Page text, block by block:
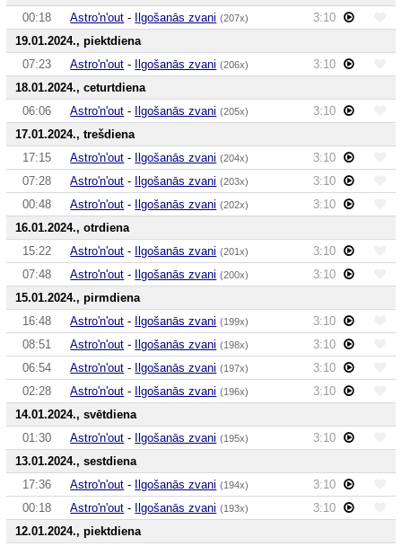
00:18
Astro'n'out - Ilgošanās zvani (207x)
3:10
19.01.2024., piektdiena
07:23
Astro'n'out - Ilgošanās zvani (206x)
3:10
18.01.2024., ceturtdiena
06:06
Astro'n'out - Ilgošanās zvani (205x)
3:10
17.01.2024., trešdiena
17:15
Astro'n'out - Ilgošanās zvani (204x)
3:10
07:28
Astro'n'out - Ilgošanās zvani (203x)
3:10
00:48
Astro'n'out - Ilgošanās zvani (202x)
3:10
16.01.2024., otrdiena
15:22
Astro'n'out - Ilgošanās zvani (201x)
3:10
07:48
Astro'n'out - Ilgošanās zvani (200x)
3:10
15.01.2024., pirmdiena
16:48
Astro'n'out - Ilgošanās zvani (199x)
3:10
08:51
Astro'n'out - Ilgošanās zvani (198x)
3:10
06:54
Astro'n'out - Ilgošanās zvani (197x)
3:10
02:28
Astro'n'out - Ilgošanās zvani (196x)
3:10
14.01.2024., svētdiena
01:30
Astro'n'out - Ilgošanās zvani (195x)
3:10
13.01.2024., sestdiena
17:36
Astro'n'out - Ilgošanās zvani (194x)
3:10
00:18
Astro'n'out - Ilgošanās zvani (193x)
3:10
12.01.2024., piektdiena